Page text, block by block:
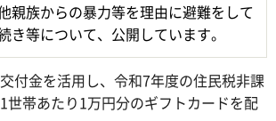
親族からの暴力等を理由に避難をして
き等について、公開しています。
付金を活用し、令和7年度の住民税非課
世帯あたり1万円分のギフトカードを配